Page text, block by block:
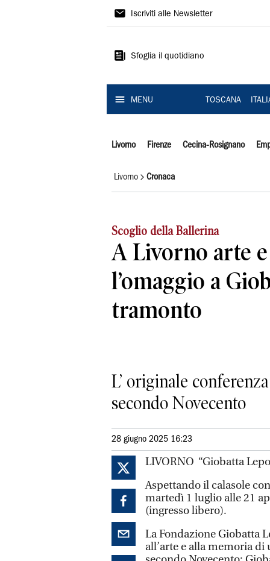
Il
Iscriviti alle Newsletter
Sfoglia il quotidiano
MENU TOSCANA
Livorno Firenze Cecina-Rosignano
Livorno Cronaca
Scoglio della Ballerina
A Livorno arte
l’omaggio a
tramonto
L’ originale
secondo Novecento
28 giugno 2025 16:23
LIVORNO “Giobatta
Aspettando il calasole
martedì 1 luglio alle 21
(ingresso libero).
La Fondazione Giobatta
all’arte e alla memoria